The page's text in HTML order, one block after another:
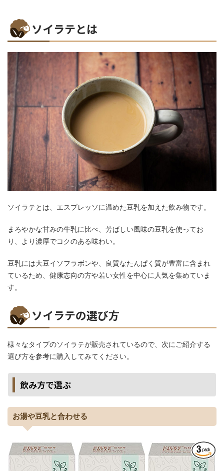
ソイラテとは
ソイラテとは、エスプレッソに温めた豆乳を加えた飲み物です。
まろやかな甘みの牛乳に比べ、芳ばしい風味の豆乳を使ってお
り、より濃厚でコクのある味わい。
豆乳には大豆イソフラボンや、良質なたんぱく質が豊富に含まれ
ているため、健康志向の方や若い女性を中心に人気を集めていま
す。
ソイラテの選び方
様々なタイプのソイラテが販売されているので、次にご紹介する
選び方を参考に購入してみてください。
飲み方で選ぶ
お湯や豆乳と合わせる